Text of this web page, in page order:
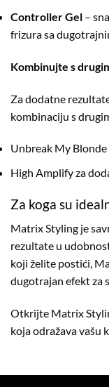
Controller Gel –
frizura sa
Kombinujte s
Za dodatne
kombinaciju s
Unbreak My Blonde
High Amplifyza
Za koga su
Matrix Styling je
rezultate u
koji želite postići,
dugotrajan efekt za
Otkrijte Matrix
koja odražava